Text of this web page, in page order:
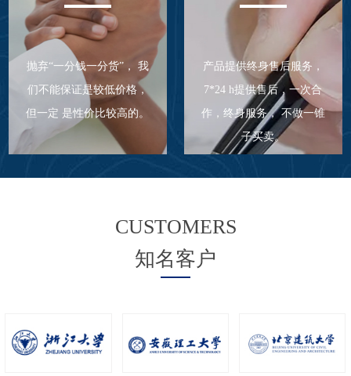
抛弃“一分钱一分货”， 我
们不能保证是较低价格，
但一定 是性价比较高的。
产品提供终身售后服务，
7*24 h提供售后，一次合
作，终身服务， 不做一锥
子买卖。
CUSTOMERS
知名客户